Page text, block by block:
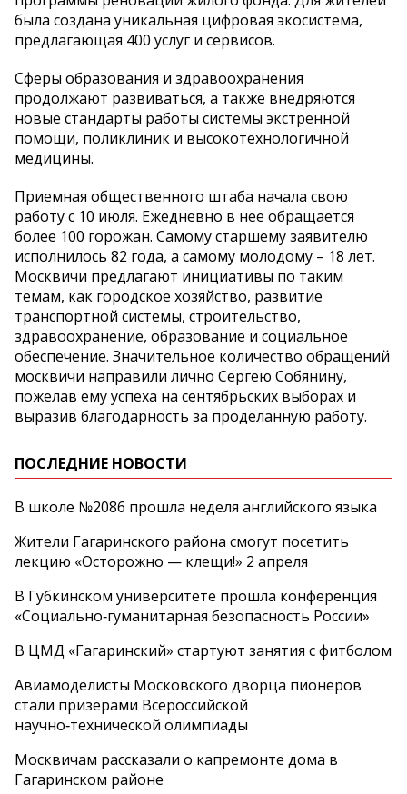
была создана уникальная цифровая экосистема,
предлагающая 400 услуг и сервисов.
Сферы образования и здравоохранения
продолжают развиваться, а также внедряются
новые стандарты работы системы экстренной
помощи, поликлиник и высокотехнологичной
медицины.
Приемная общественного штаба начала свою
работу с 10 июля. Ежедневно в нее обращается
более 100 горожан. Самому старшему заявителю
исполнилось 82 года, а самому молодому – 18 лет.
Москвичи предлагают инициативы по таким
темам, как городское хозяйство, развитие
транспортной системы, строительство,
здравоохранение, образование и социальное
обеспечение. Значительное количество обращений
москвичи направили лично Сергею Собянину,
пожелав ему успеха на сентябрьских выборах и
выразив благодарность за проделанную работу.
ПОСЛЕДНИЕ НОВОСТИ
В школе №2086 прошла неделя английского языка
Жители Гагаринского района смогут посетить
лекцию «Осторожно — клещи!» 2 апреля
В Губкинском университете прошла конференция
«Социально‑гуманитарная безопасность России»
В ЦМД «Гагаринский» стартуют занятия с фитболом
Авиамоделисты Московского дворца пионеров
стали призерами Всероссийской
научно‑технической олимпиады
Москвичам рассказали о капремонте дома в
Гагаринском районе